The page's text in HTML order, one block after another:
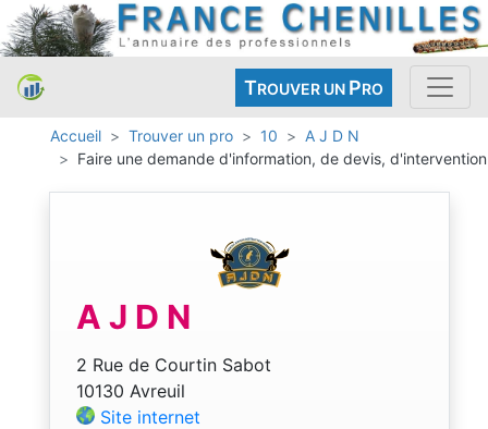
TROUVER UN PRO
Accueil Trouver un pro 10
A J D N
Faire une demande d'information, de devis, d'intervention
A J D N
2 Rue de Courtin Sabot
10130 Avreuil
Site internet